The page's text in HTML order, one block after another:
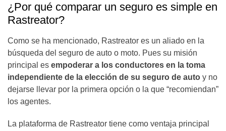
¿Por qué comparar un seguro es simple en
Rastreator?
Como se ha mencionado, Rastreator es un aliado en la
búsqueda del seguro de auto o moto. Pues su misión
principal es empoderar a los conductores en la toma
independiente de la elección de su seguro de auto y no
dejarse llevar por la primera opción o la que “recomiendan”
los agentes.
La plataforma de Rastreator tiene como ventaja principal